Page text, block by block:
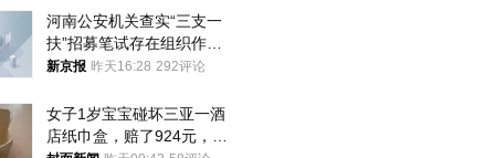
河南公安机关查实“三支一
扶”招募笔试存在组织作弊
犯罪行为
新京报 昨天16:28 292评论
女子1岁宝宝碰坏三亚一酒
店纸巾盒，赔了924元，发